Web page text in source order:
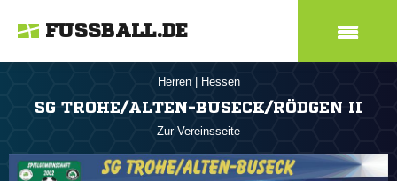
FUSSBALL.DE
Herren Hessen
SG TROHE/ALTEN-BUSECK/RÖDGEN II
Zur Vereinsseite